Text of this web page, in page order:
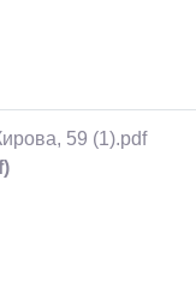
59 (1).pdf